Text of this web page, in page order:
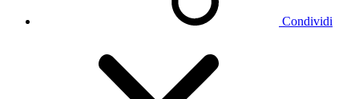
Condividi